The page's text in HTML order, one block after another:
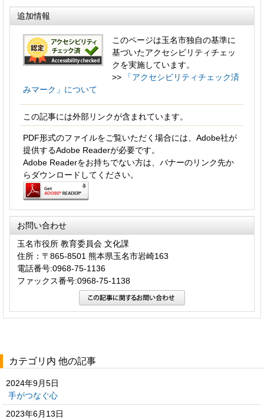
追加情報
このページは玉名市独自の基準に
基づいたアクセシビリティチェッ
クを実施しています。
>>
「アクセシビリティチェック済
みマーク」について
この記事には外部リンクが含まれています。
PDF形式のファイルをご覧いただく場合には、Adobe社が
提供するAdobe Readerが必要です。
Adobe Readerをお持ちでない方は、バナーのリンク先か
らダウンロードしてください。
お問い合わせ
玉名市役所 教育委員会 文化課
住所：〒865-8501 熊本県玉名市岩崎163
電話番号:0968-75-1136
ファックス番号:0968-75-1138
カテゴリ内 他の記事
2024年9月5日
手がつなぐ心
2023年6月13日